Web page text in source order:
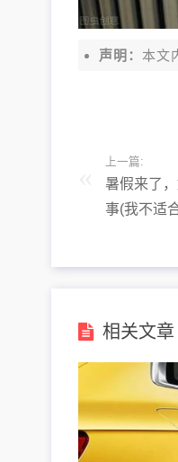
声明： 本文
上一篇:
暑假来了
事(我不适
相关文章